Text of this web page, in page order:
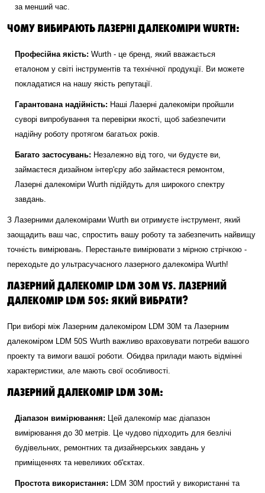
за менший час.
ЧОМУ ВИБИРАЮТЬ ЛАЗЕРНІ ДАЛЕКОМІРИ WURTH:
Професійна якість: Wurth - це бренд, який вважається
еталоном у світі інструментів та технічної продукції. Ви можете
покладатися на нашу якість репутації.
Гарантована надійність: Наші Лазерні далекоміри пройшли
суворі випробування та перевірки якості, щоб забезпечити
надійну роботу протягом багатьох років.
Багато застосувань: Незалежно від того, чи будуєте ви,
займаєтеся дизайном інтер'єру або займаєтеся ремонтом,
Лазерні далекоміри Wurth підійдуть для широкого спектру
завдань.
З Лазерними далекомірами Wurth ви отримуєте інструмент, який
заощадить ваш час, спростить вашу роботу та забезпечить найвищу
точність вимірювань. Перестаньте вимірювати з мірною стрічкою -
переходьте до ультрасучасного лазерного далекоміра Wurth!
ЛАЗЕРНИЙ ДАЛЕКОМІР LDM 30M VS. ЛАЗЕРНИЙ
ДАЛЕКОМІР LDM 50S: ЯКИЙ ВИБРАТИ?
При виборі між Лазерним далекоміром LDM 30M та Лазерним
далекоміром LDM 50S Wurth важливо враховувати потреби вашого
проекту та вимоги вашої роботи. Обидва прилади мають відмінні
характеристики, але мають свої особливості.
ЛАЗЕРНИЙ ДАЛЕКОМІР LDM 30M:
Діапазон вимірювання: Цей далекомір має діапазон
вимірювання до 30 метрів. Це чудово підходить для безлічі
будівельних, ремонтних та дизайнерських завдань у
приміщеннях та невеликих об'єктах.
Простота використання: LDM 30M простий у використанні та